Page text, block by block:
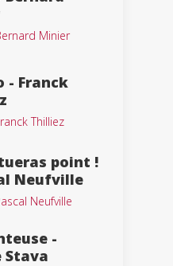
Minier
- Franck
Thilliez
point !
Neufville
Neufville
-
Stava